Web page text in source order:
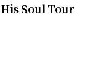
His Soul Tour